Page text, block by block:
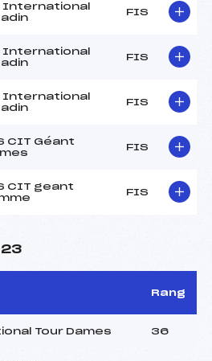
International
FIS
International
FIS
International
FIS
CIT Géant
FIS
CIT geant
FIS
Rang
Tour Dames 36